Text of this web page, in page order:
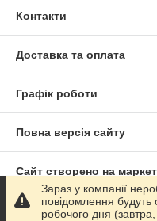
Контакти
Доставка та оплата
Графік роботи
Повна версія сайту
Сайт створено на
Політика
Зараз у компанії
повідомлення будуть
робочого дня